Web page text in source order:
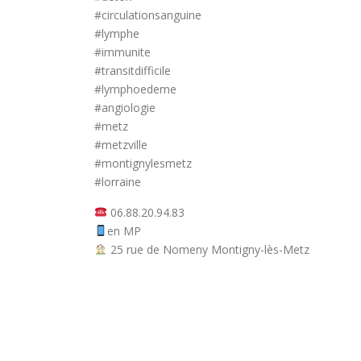
#circulationsanguine
#lymphe
#immunite
#transitdifficile
#lymphoedeme
#angiologie
#metz
#metzville
#montignylesmetz
#lorraine
06.88.20.94.83
en MP
25 rue de Nomeny Montigny-lès-Metz